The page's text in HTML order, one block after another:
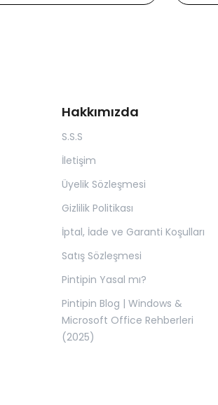
Hakkımızda
S.S.S
İletişim
Üyelik Sözleşmesi
Gizlilik Politikası
İptal, İade ve Garanti Koşulları
Satış Sözleşmesi
Pintipin Yasal mı?
Pintipin Blog | Windows &
Microsoft Office Rehberleri
(2025)